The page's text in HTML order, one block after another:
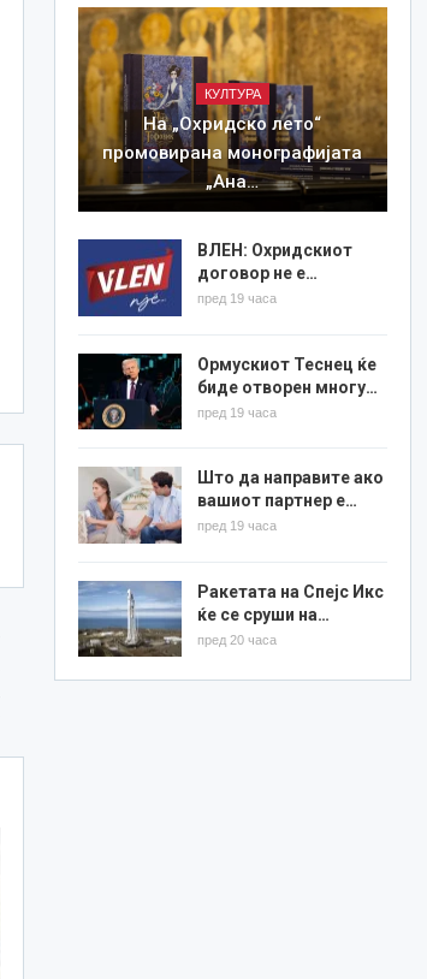
КУЛТУРА
На „Охридско лето“
промовирана монографијата
„Ана…
ВЛЕН: Охридскиот
договор не е…
пред 19 часа
Ормускиот Теснец ќе
биде отворен многу…
пред 19 часа
Што да направите ако
вашиот партнер е…
пред 19 часа
Ракетата на Спејс Икс
ќе се сруши на…
пред 20 часа